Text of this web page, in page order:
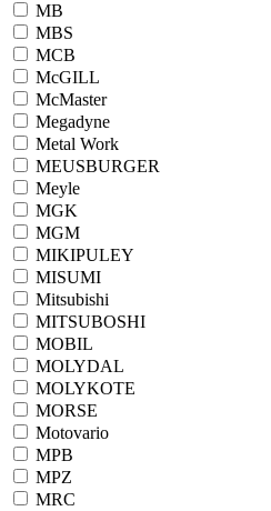
MB
MBS
MCB
McGILL
McMaster
Megadyne
Metal Work
MEUSBURGER
Meyle
MGK
MGM
MIKIPULEY
MISUMI
Mitsubishi
MITSUBOSHI
MOBIL
MOLYDAL
MOLYKOTE
MORSE
Motovario
MPB
MPZ
MRC